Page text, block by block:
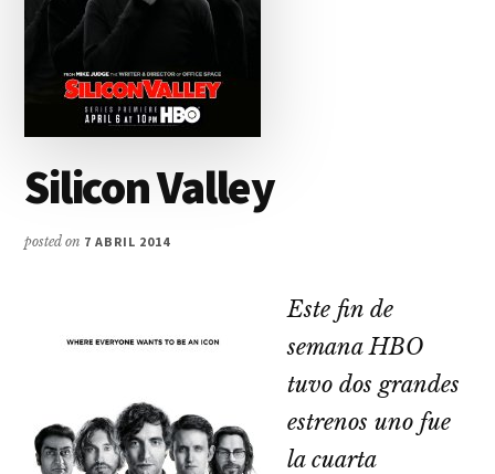
Silicon Valley
posted on 7 ABRIL 2014
Este fin de
semana HBO
tuvo dos grandes
estrenos uno fue
la cuarta